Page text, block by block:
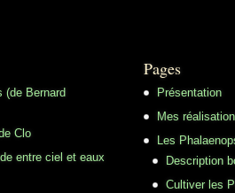
(de Bernard
Clo
entre ciel et eaux
Pages
Présentation
Mes
Les
Description
Cultiver les